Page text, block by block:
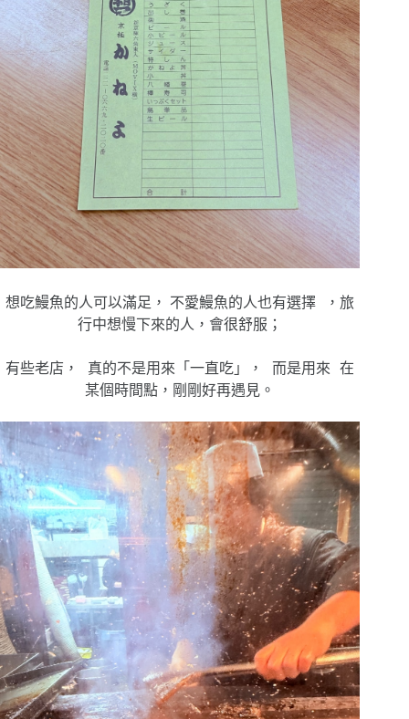
想吃鰻魚的人可以滿足， 不愛鰻魚的人也有選擇 ，旅
行中想慢下來的人，會很舒服；
有些老店， 真的不是用來「一直吃」， 而是用來 在
某個時間點，剛剛好再遇見。